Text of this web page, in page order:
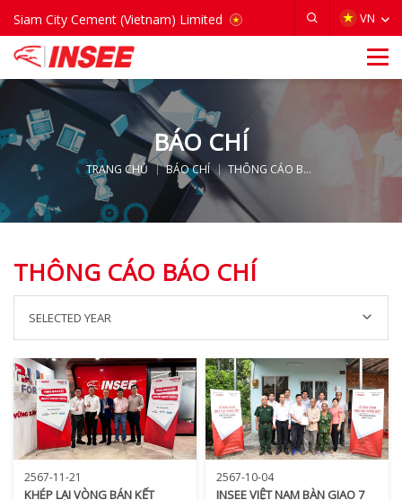
Siam City Cement (Vietnam) Limited VN
BÁO CHÍ
TRANG CHỦ BÁO CHÍ THÔNG CÁO BÁO CHÍ
THÔNG CÁO BÁO CHÍ
SELECTED YEAR
2567-11-21
KHÉP LẠI VÒNG BÁN KẾT
2567-10-04
INSEE VIỆT NAM BÀN GIAO 7